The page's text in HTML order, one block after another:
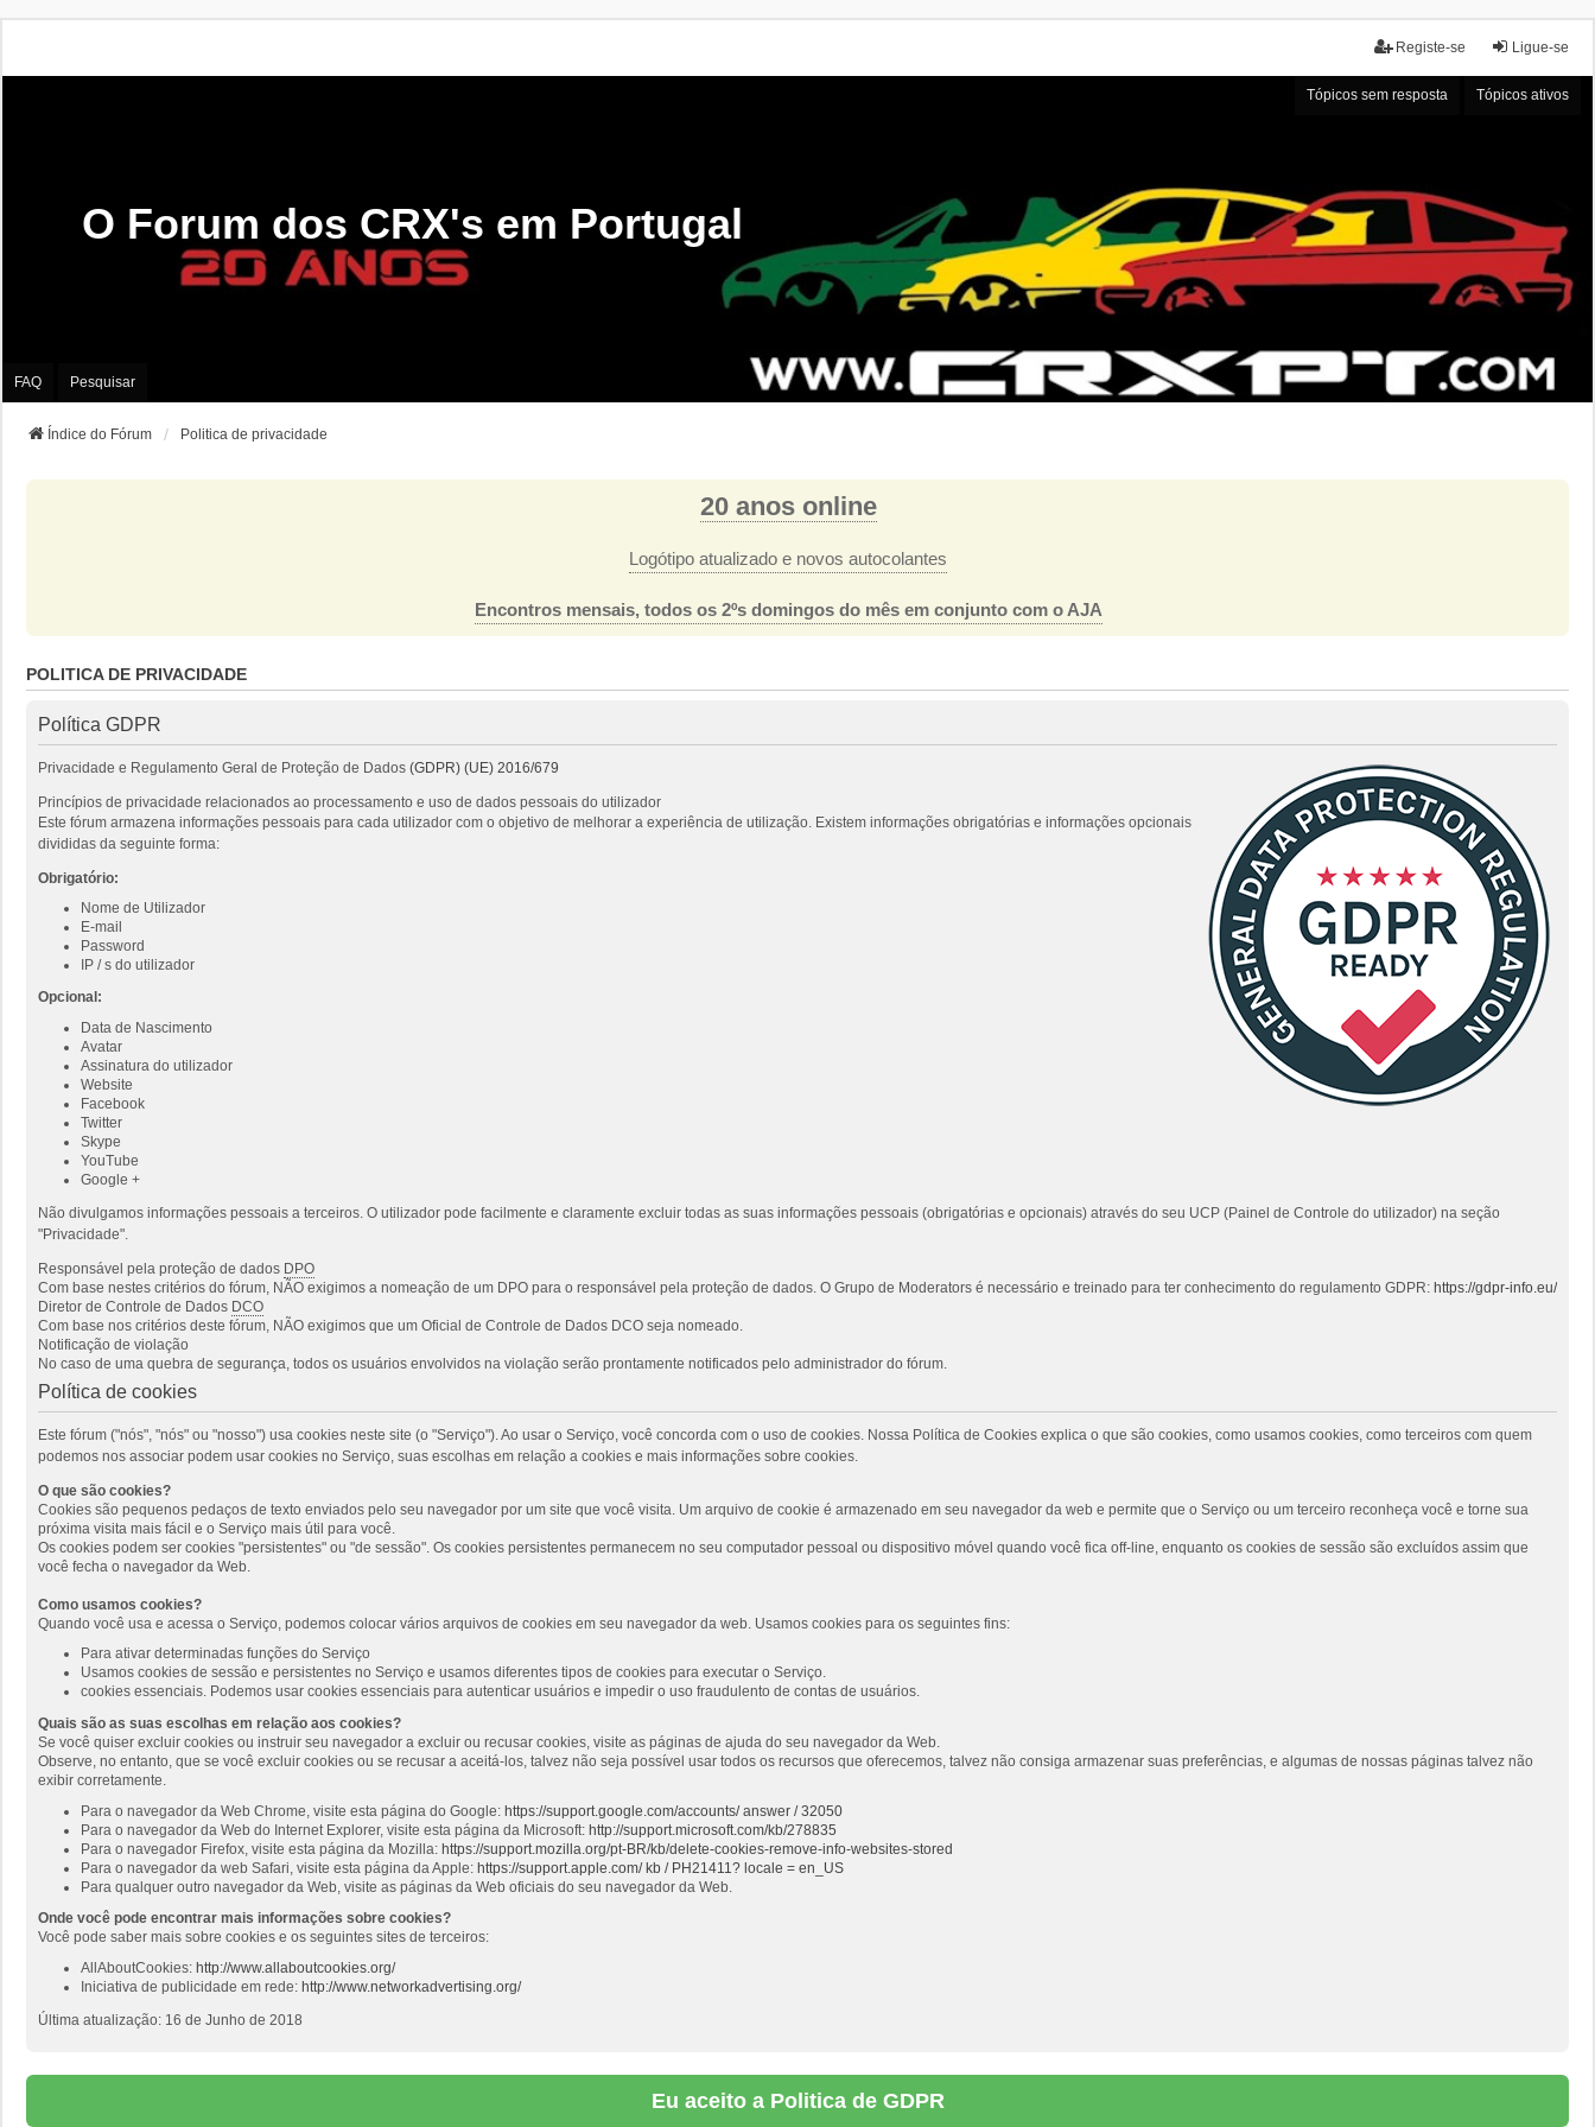
Ligue-se
Registe-se
Tópicos sem resposta Tópicos ativos
O Forum dos CRX's em Portugal
FAQ Pesquisar
Índice do Fórum Politica de privacidade
20 anos online
Logótipo atualizado e novos autocolantes
Encontros mensais, todos os 2ºs domingos do mês em conjunto com o AJA
POLITICA DE PRIVACIDADE
Política GDPR
Privacidade e Regulamento Geral de Proteção de Dados (GDPR) (UE) 2016/679
Princípios de privacidade relacionados ao processamento e uso de dados pessoais do utilizador
Este fórum armazena informações pessoais para cada utilizador com o objetivo de melhorar a experiência de utilização. Existem informações obrigatórias e informações opcionais
divididas da seguinte forma:
Obrigatório:
Nome de Utilizador
E-mail
Password
IP / s do utilizador
Opcional:
Data de Nascimento
Avatar
Assinatura do utilizador
Website
Facebook
Twitter
Skype
YouTube
Google +
Não divulgamos informações pessoais a terceiros. O utilizador pode facilmente e claramente excluir todas as suas informações pessoais (obrigatórias e opcionais) através do seu UCP (Painel de Controle do utilizador) na seção
"Privacidade".
Responsável pela proteção de dados DPO
Com base nestes critérios do fórum, NÃO exigimos a nomeação de um DPO para o responsável pela proteção de dados. O Grupo de Moderators é necessário e treinado para ter conhecimento do regulamento GDPR: https://gdpr-info.eu/
Diretor de Controle de Dados DCO
Com base nos critérios deste fórum, NÃO exigimos que um Oficial de Controle de Dados DCO seja nomeado.
Notificação de violação
No caso de uma quebra de segurança, todos os usuários envolvidos na violação serão prontamente notificados pelo administrador do fórum.
Política de cookies
Este fórum ("nós", "nós" ou "nosso") usa cookies neste site (o "Serviço"). Ao usar o Serviço, você concorda com o uso de cookies. Nossa Política de Cookies explica o que são cookies, como usamos cookies, como terceiros com quem
podemos nos associar podem usar cookies no Serviço, suas escolhas em relação a cookies e mais informações sobre cookies.
O que são cookies?
Cookies são pequenos pedaços de texto enviados pelo seu navegador por um site que você visita. Um arquivo de cookie é armazenado em seu navegador da web e permite que o Serviço ou um terceiro reconheça você e torne sua
próxima visita mais fácil e o Serviço mais útil para você.
Os cookies podem ser cookies "persistentes" ou "de sessão". Os cookies persistentes permanecem no seu computador pessoal ou dispositivo móvel quando você fica off-line, enquanto os cookies de sessão são excluídos assim que
você fecha o navegador da Web.
Como usamos cookies?
Quando você usa e acessa o Serviço, podemos colocar vários arquivos de cookies em seu navegador da web. Usamos cookies para os seguintes fins:
Para ativar determinadas funções do Serviço
Usamos cookies de sessão e persistentes no Serviço e usamos diferentes tipos de cookies para executar o Serviço.
cookies essenciais. Podemos usar cookies essenciais para autenticar usuários e impedir o uso fraudulento de contas de usuários.
Quais são as suas escolhas em relação aos cookies?
Se você quiser excluir cookies ou instruir seu navegador a excluir ou recusar cookies, visite as páginas de ajuda do seu navegador da Web.
Observe, no entanto, que se você excluir cookies ou se recusar a aceitá-los, talvez não seja possível usar todos os recursos que oferecemos, talvez não consiga armazenar suas preferências, e algumas de nossas páginas talvez não
exibir corretamente.
Para o navegador da Web Chrome, visite esta página do Google: https://support.google.com/accounts/ answer / 32050
Para o navegador da Web do Internet Explorer, visite esta página da Microsoft: http://support.microsoft.com/kb/278835
Para o navegador Firefox, visite esta página da Mozilla: https://support.mozilla.org/pt-BR/kb/delete-cookies-remove-info-websites-stored
Para o navegador da web Safari, visite esta página da Apple: https://support.apple.com/ kb / PH21411? locale = en_US
Para qualquer outro navegador da Web, visite as páginas da Web oficiais do seu navegador da Web.
Onde você pode encontrar mais informações sobre cookies?
Você pode saber mais sobre cookies e os seguintes sites de terceiros:
AllAboutCookies: http://www.allaboutcookies.org/
Iniciativa de publicidade em rede: http://www.networkadvertising.org/
Última atualização: 16 de Junho de 2018